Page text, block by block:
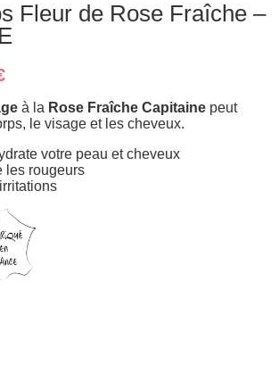
Fleur de Rose Fraîche –
Current
is:
16,20€.
à la Rose Fraîche Capitaine peut
le visage et les cheveux.
votre peau et cheveux
les rougeurs